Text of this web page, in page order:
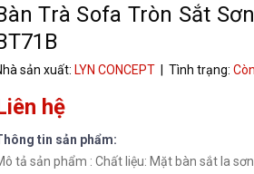
Trà Sofa Tròn Sắt
sản xuất: LYN CONCEPT | Tình trạng:
hệ
tin sản phẩm:
sản phẩm : Chất liệu: Mặt bàn sắt la sơn đen-Chân sắt tròn sơn đen